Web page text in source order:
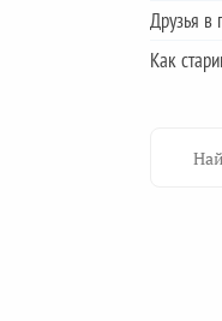
Друзья в
Как